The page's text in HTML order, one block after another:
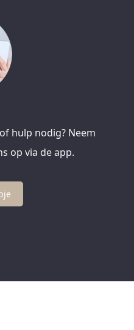
hulp nodig? Neem
op via de app.